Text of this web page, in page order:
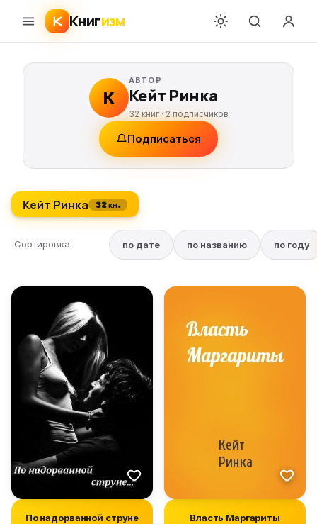
Книгизм
К
АВТОР
Кейт Ринка
32 книг · 2 подписчиков
Подписаться
Кейт Ринка 32 кн.
Сортировка: по дате по названию по году
По надорванной струне Власть Маргариты